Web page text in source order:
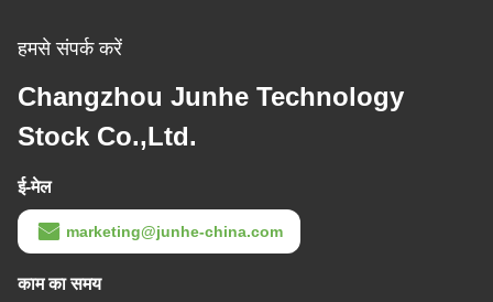
हमसे संपर्क करें
Changzhou Junhe Technology
Stock Co.,Ltd.
ई-मेल
marketing@junhe-china.com
काम का समय